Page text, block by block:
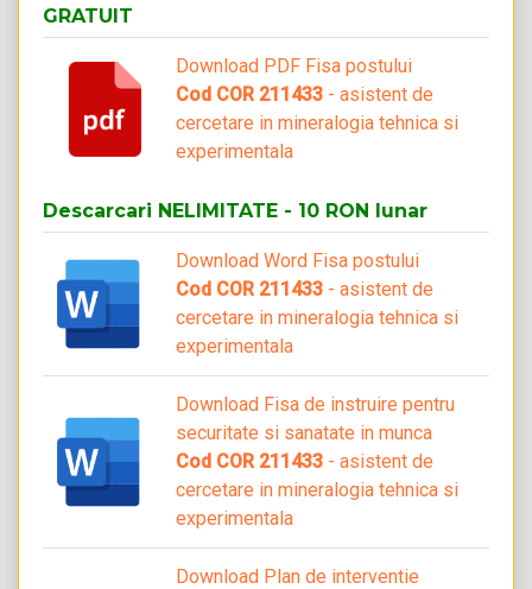
GRATUIT
Download PDF Fisa postului
Cod COR 211433 - asistent de
cercetare in mineralogia tehnica si
experimentala
Descarcari NELIMITATE - 10 RON lunar
Download Word Fisa postului
Cod COR 211433 - asistent de
cercetare in mineralogia tehnica si
experimentala
Download Fisa de instruire pentru
securitate si sanatate in munca
Cod COR 211433 - asistent de
cercetare in mineralogia tehnica si
experimentala
Download Plan de interventie